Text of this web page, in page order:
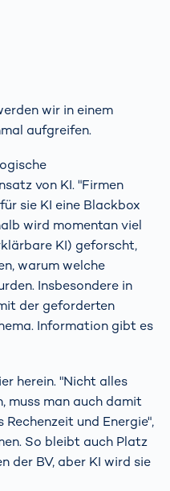
wir in einem
aufgreifen.
von KI. "Firmen
sie KI eine Blackbox
wird momentan viel
KI) geforscht,
warum welche
Insbesondere in
der geforderten
Information gibt es
herein. "Nicht alles
muss man auch damit
und Energie",
So bleibt auch Platz
der BV, aber KI wird sie